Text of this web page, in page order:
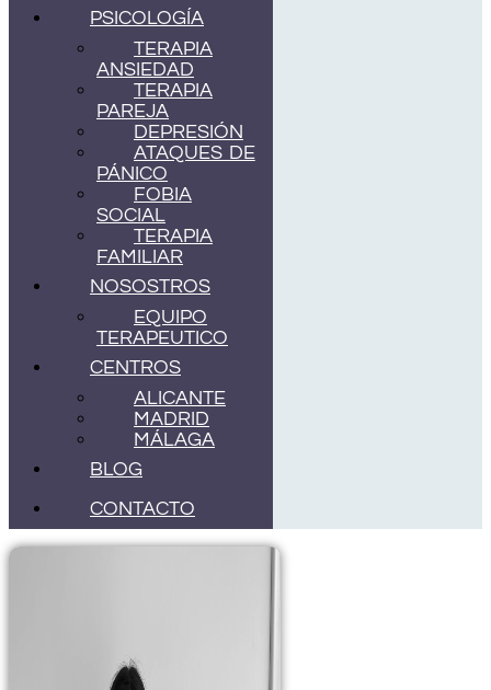
PSICOLOGÍA
TERAPIA
ANSIEDAD
TERAPIA
PAREJA
DEPRESIÓN
ATAQUES DE
PÁNICO
FOBIA
SOCIAL
TERAPIA
FAMILIAR
NOSOSTROS
EQUIPO
TERAPEUTICO
CENTROS
ALICANTE
MADRID
MÁLAGA
BLOG
CONTACTO